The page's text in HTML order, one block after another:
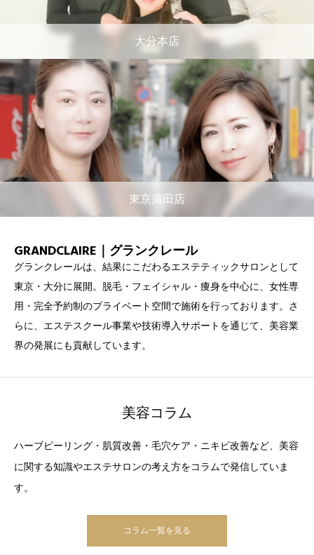
大分本店
東京蒲田店
GRANDCLAIRE｜グランクレール
グランクレールは、結果にこだわるエステティックサロンとして
東京・大分に展開。脱毛・フェイシャル・痩身を中心に、女性専
用・完全予約制のプライベート空間で施術を行っております。さ
らに、エステスクール事業や技術導入サポートを通じて、美容業
界の発展にも貢献しています。
美容コラム
ハーブピーリング・肌質改善・毛穴ケア・ニキビ改善など、美容
に関する知識やエステサロンの考え方をコラムで発信していま
す。
コラム一覧を見る